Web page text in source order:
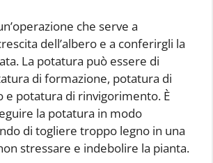
che serve a
dell’albero e a conferirgli la
La potatura può essere di
di formazione, potatura di
e potatura di rinvigorimento. È
la potatura in modo
di togliere troppo legno in una
stressare e indebolire la pianta.